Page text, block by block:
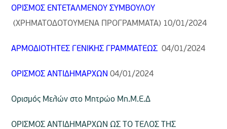
ΟΡΙΣΜΟΣ ΕΝΤΕΤΑΛΜΕΝΟΥ ΣΥΜΒΟΥΛΟΥ
(ΧΡΗΜΑΤΟΔΟΤΟΥΜΕΝΑ ΠΡΟΓΡΑΜΜΑΤΑ) 10/01/2024
ΑΡΜΟΔΙΟΤΗΤΕΣ ΓΕΝΙΚΗΣ ΓΡΑΜΜΑΤΕΩΣ 04/01/2024
ΟΡΙΣΜΟΣ ΑΝΤΙΔΗΜΑΡΧΩΝ 04/01/2024
Ορισμός Μελών στο Μητρώο Μη.Μ.Ε.Δ
ΟΡΙΣΜΟΣ ΑΝΤΙΔΗΜΑΡΧΩΝ ΩΣ ΤΟ ΤΕΛΟΣ ΤΗΣ